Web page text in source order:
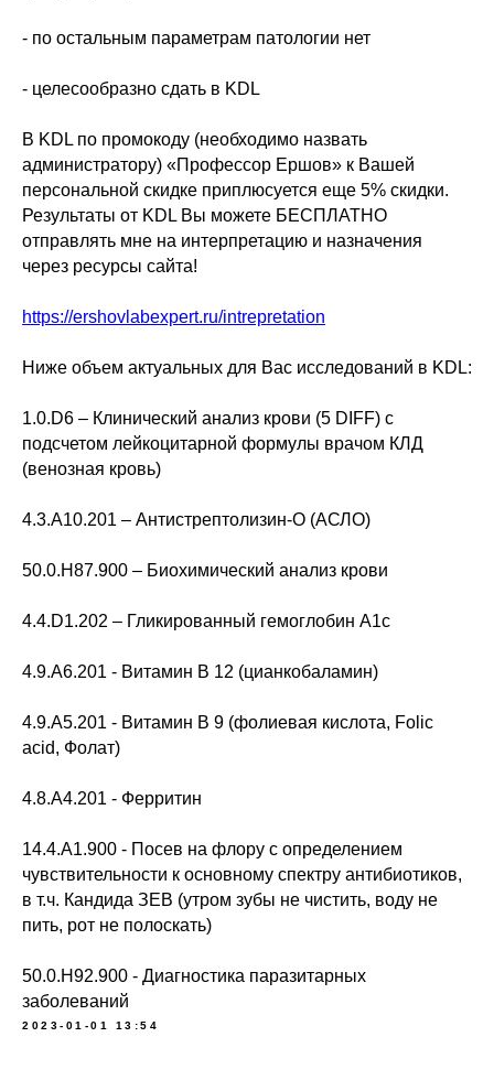
- по остальным параметрам патологии нет
- целесообразно сдать в KDL
В KDL по промокоду (необходимо назвать
администратору) «Профессор Ершов» к Вашей
персональной скидке приплюсуется еще 5% скидки.
Результаты от KDL Вы можете БЕСПЛАТНО
отправлять мне на интерпретацию и назначения
через ресурсы сайта!
https://ershovlabexpert.ru/intrepretation
Ниже объем актуальных для Вас исследований в KDL:
1.0.D6 – Клинический анализ крови (5 DIFF) с
подсчетом лейкоцитарной формулы врачом КЛД
(венозная кровь)
4.3.A10.201 – Антистрептолизин-О (АСЛО)
50.0.H87.900 – Биохимический анализ крови
4.4.D1.202 – Гликированный гемоглобин А1с
4.9.A6.201 - Витамин В 12 (цианкобаламин)
4.9.A5.201 - Витамин В 9 (фолиевая кислота, Folic
acid, Фолат)
4.8.A4.201 - Ферритин
14.4.A1.900 - Посев на флору с определением
чувствительности к основному спектру антибиотиков,
в т.ч. Кандида ЗЕВ (утром зубы не чистить, воду не
пить, рот не полоскать)
50.0.H92.900 - Диагностика паразитарных
заболеваний
2023-01-01 13:54